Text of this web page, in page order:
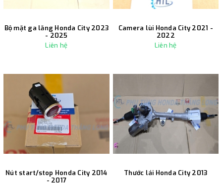
Bộ mặt ga lăng Honda City 2023
- 2025
Liên hệ
Camera lùi Honda City 2021 -
2022
Liên hệ
Nút start/stop Honda City 2014
- 2017
Thước lái Honda City 2013